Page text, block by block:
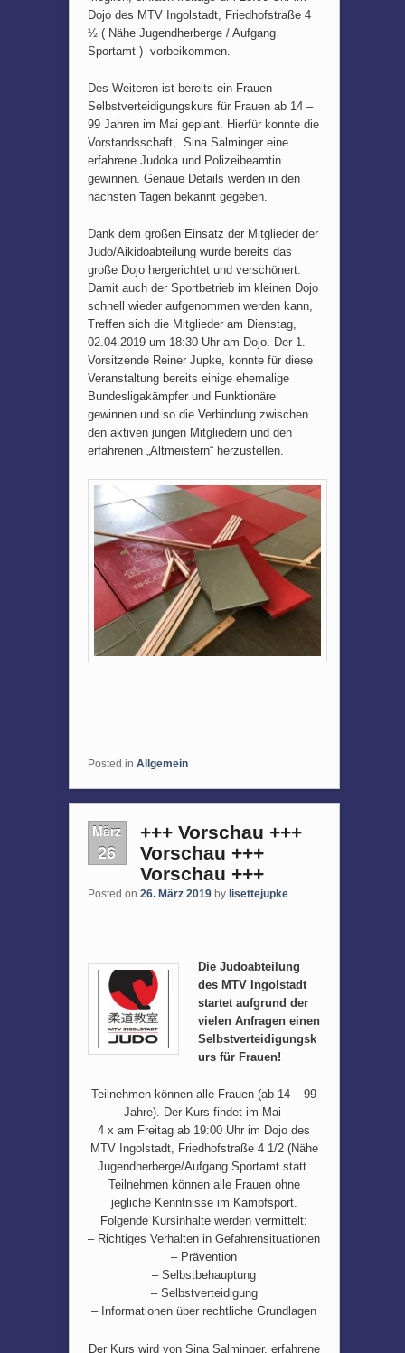
Dojo des MTV Ingolstadt, Friedhofstraße 4
½ ( Nähe Jugendherberge / Aufgang
Sportamt ) vorbeikommen.
Des Weiteren ist bereits ein Frauen
Selbstverteidigungskurs für Frauen ab 14 –
99 Jahren im Mai geplant. Hierfür konnte die
Vorstandsschaft, Sina Salminger eine
erfahrene Judoka und Polizeibeamtin
gewinnen. Genaue Details werden in den
nächsten Tagen bekannt gegeben.
Dank dem großen Einsatz der Mitglieder der
Judo/Aikidoabteilung wurde bereits das
große Dojo hergerichtet und verschönert.
Damit auch der Sportbetrieb im kleinen Dojo
schnell wieder aufgenommen werden kann,
Treffen sich die Mitglieder am Dienstag,
02.04.2019 um 18:30 Uhr am Dojo. Der 1.
Vorsitzende Reiner Jupke, konnte für diese
Veranstaltung bereits einige ehemalige
Bundesligakämpfer und Funktionäre
gewinnen und so die Verbindung zwischen
den aktiven jungen Mitgliedern und den
erfahrenen „Altmeistern“ herzustellen.
Posted in Allgemein
März
26
+++ Vorschau +++
Vorschau +++
Vorschau +++
Posted on 26. März 2019 by lisettejupke
Die Judoabteilung
des MTV Ingolstadt
startet aufgrund der
vielen Anfragen einen
Selbstverteidigungsk
urs für Frauen!
Teilnehmen können alle Frauen (ab 14 – 99
Jahre). Der Kurs findet im Mai
4 x am Freitag ab 19:00 Uhr im Dojo des
MTV Ingolstadt, Friedhofstraße 4 1/2 (Nähe
Jugendherberge/Aufgang Sportamt statt.
Teilnehmen können alle Frauen ohne
jegliche Kenntnisse im Kampfsport.
Folgende Kursinhalte werden vermittelt:
– Richtiges Verhalten in Gefahrensituationen
– Prävention
– Selbstbehauptung
– Selbstverteidigung
– Informationen über rechtliche Grundlagen
Der Kurs wird von Sina Salminger, erfahrene